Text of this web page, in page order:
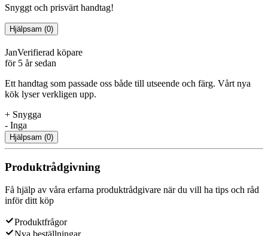
Snyggt och prisvärt handtag!
Hjälpsam (0)
JanVerifierad köpare
för 5 år sedan
Ett handtag som passade oss både till utseende och färg. Vårt nya
kök lyser verkligen upp.
+ Snygga
- Inga
Hjälpsam (0)
Produktrådgivning
Få hjälp av våra erfarna produktrådgivare när du vill ha tips och råd
inför ditt köp
Produktfrågor